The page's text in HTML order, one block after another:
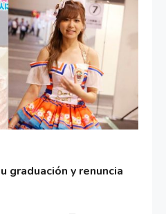
graduación y renuncia